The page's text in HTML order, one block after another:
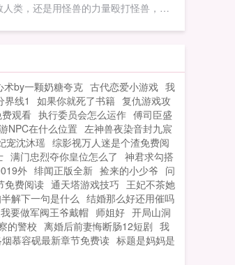
人类，还是用怪兽的力量殴打怪兽，楚
如果您喜欢奥特曼之开局获得
利亚勋章，别忘记分享给朋友...
术by一颗奶糖夸克 古代恋爱小游戏 我
界线1 如果你就死了书籍 复仇游戏攻
观看 执行委员会怎么运作 傅司臣盛
NPC在什么位置 左神兽夜染音封九宸
宠沈沐瑶 综影视万人迷是个渣免费阅
满门忠烈夺你皇位怎么了 神君求勾搭
外 绯闻正版全新 捡来的小少爷 问
免费阅读 通天塔游戏技巧 王妃不茶她
解下一句是什么 结婚那么好还用催吗
要做军阀王爷戴帽 师姐好 开局山洞
的警校 离婚后前妻悔断肠12短剧 我
慕容砚最新章节免费读 标题是妈妈是